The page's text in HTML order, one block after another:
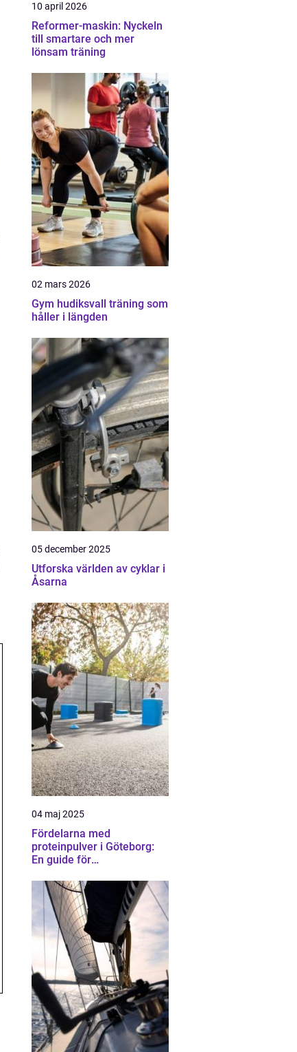
10 april 2026
Reformer-maskin: Nyckeln
till smartare och mer
lönsam träning
02 mars 2026
Gym hudiksvall träning som
håller i längden
05 december 2025
Utforska världen av cyklar i
Åsarna
04 maj 2025
Fördelarna med
proteinpulver i Göteborg:
En guide för